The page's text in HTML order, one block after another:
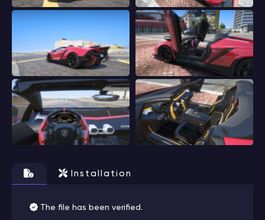
Installation
The file has been verified.